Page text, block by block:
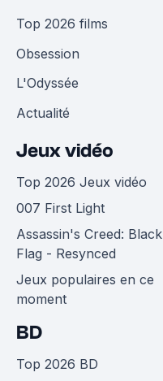
Top 2026 films
Obsession
L'Odyssée
Actualité
Jeux vidéo
Top 2026 Jeux vidéo
007 First Light
Assassin's Creed: Black
Flag - Resynced
Jeux populaires en ce
moment
BD
Top 2026 BD